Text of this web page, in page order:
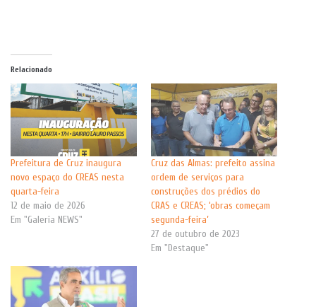
Relacionado
Prefeitura de Cruz inaugura
novo espaço do CREAS nesta
quarta-feira
12 de maio de 2026
Em "Galeria NEWS"
Cruz das Almas: prefeito assina
ordem de serviços para
construções dos prédios do
CRAS e CREAS; ‘obras começam
segunda-feira’
27 de outubro de 2023
Em "Destaque"